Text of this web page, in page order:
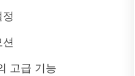
고급 기능